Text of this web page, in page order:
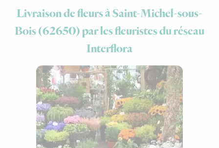
Livraison de fleurs à Saint-Michel-sous-
Bois (62650) par les fleuristes du réseau
Interflora